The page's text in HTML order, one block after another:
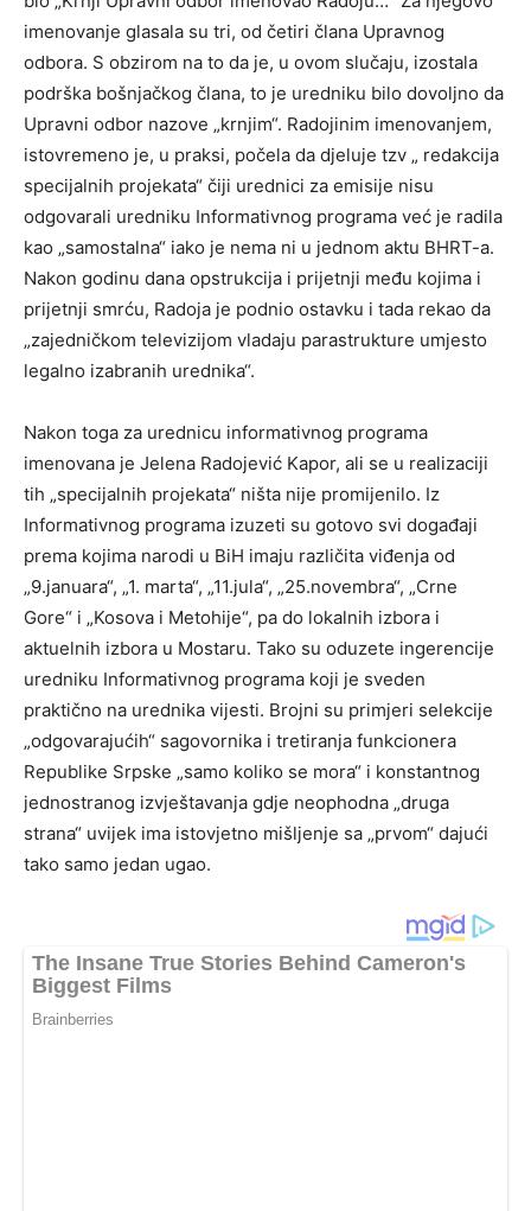
imenovanje glasala su tri, od četiri člana Upravnog
odbora. S obzirom na to da je, u ovom slučaju, izostala
podrška bošnjačkog člana, to je uredniku bilo dovoljno da
Upravni odbor nazove „krnjim“. Radojinim imenovanjem,
istovremeno je, u praksi, počela da djeluje tzv „ redakcija
specijalnih projekata“ čiji urednici za emisije nisu
odgovarali uredniku Informativnog programa već je radila
kao „samostalna“ iako je nema ni u jednom aktu BHRT-a.
Nakon godinu dana opstrukcija i prijetnji među kojima i
prijetnji smrću, Radoja je podnio ostavku i tada rekao da
„zajedničkom televizijom vladaju parastrukture umjesto
legalno izabranih urednika“.
Nakon toga za urednicu informativnog programa
imenovana je Jelena Radojević Kapor, ali se u realizaciji
tih „specijalnih projekata“ ništa nije promijenilo. Iz
Informativnog programa izuzeti su gotovo svi događaji
prema kojima narodi u BiH imaju različita viđenja od
„9.januara“, „1. marta“, „11.jula“, „25.novembra“, „Crne
Gore“ i „Kosova i Metohije“, pa do lokalnih izbora i
aktuelnih izbora u Mostaru. Tako su oduzete ingerencije
uredniku Informativnog programa koji je sveden
praktično na urednika vijesti. Brojni su primjeri selekcije
„odgovarajućih“ sagovornika i tretiranja funkcionera
Republike Srpske „samo koliko se mora“ i konstantnog
jednostranog izvještavanja gdje neophodna „druga
strana“ uvijek ima istovjetno mišljenje sa „prvom“ dajući
tako samo jedan ugao.